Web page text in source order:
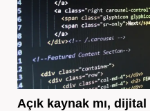
Açık kaynak mı, dijital